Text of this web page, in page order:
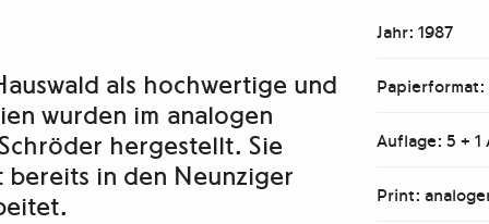
als hochwertige und
wurden im analogen
hergestellt. Sie
in den Neunziger
Jahr: 1987
Papierformat:
Auflage: 5 + 1
Print: